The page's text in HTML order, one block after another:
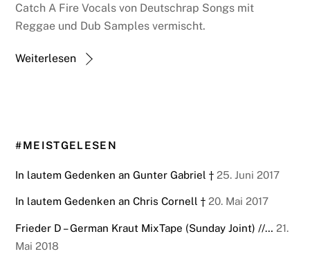
Catch A Fire Vocals von Deutschrap Songs mit
Reggae und Dub Samples vermischt.
Weiterlesen
#MEISTGELESEN
In lautem Gedenken an Gunter Gabriel † 25. Juni 2017
In lautem Gedenken an Chris Cornell † 20. Mai 2017
Frieder D – German Kraut MixTape (Sunday Joint) //… 21.
Mai 2018